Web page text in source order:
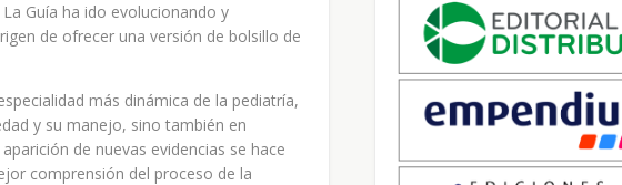
Guía ha ido evolucionando y
de ofrecer una versión de bolsillo de
más dinámica de la pediatría,
y su manejo, sino también en
de nuevas evidencias se hace
comprensión del proceso de la